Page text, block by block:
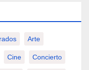
Arte
Cine Concierto